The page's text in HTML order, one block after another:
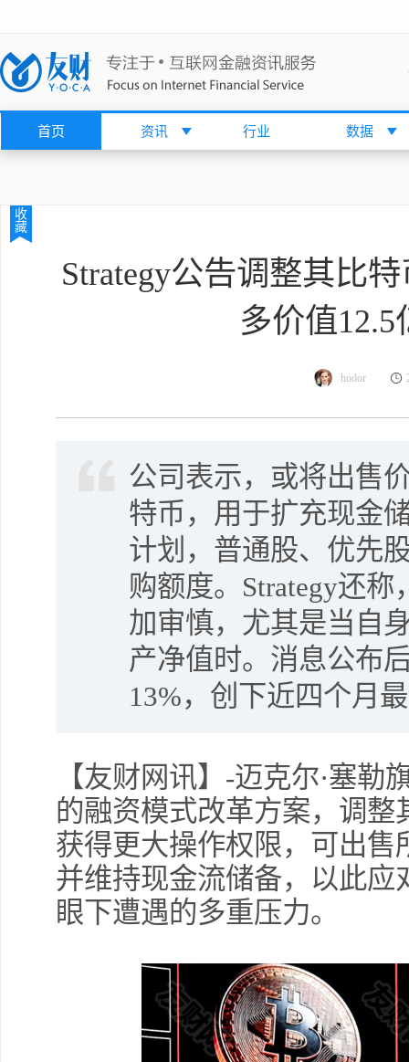
首页 资讯 行业 数据
收
藏
Strategy公告调整其比
多价值
hodor
公司表示，或将出售
特币，用于扩充现金
计划，普通股、优先
购额度。Strategy还
加审慎，尤其是当自
产净值时。消息公布
13%，创下近四个月
【友财网讯】-迈克尔·塞勒
的融资模式改革方案，调
获得更大操作权限，可出
并维持现金流储备，以此
眼下遭遇的多重压力。